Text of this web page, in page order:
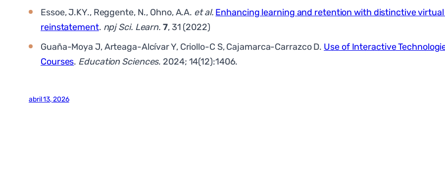
Essoe, J.KY., Reggente, N., Ohno, A.A. et al. Enhancing learning and retention with distinctive
reinstatement. npj Sci. Learn. 7, 31 (2022)
Guaña-Moya J, Arteaga-Alcívar Y, Criollo-C S, Cajamarca-Carrazco D. Use of Interactive
Courses. Education Sciences. 2024; 14(12):1406.
abril 13, 2026